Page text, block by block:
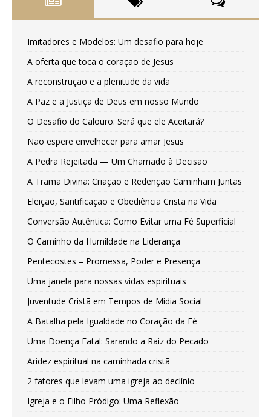
Imitadores e Modelos: Um desafio para hoje
A oferta que toca o coração de Jesus
A reconstrução e a plenitude da vida
A Paz e a Justiça de Deus em nosso Mundo
O Desafio do Calouro: Será que ele Aceitará?
Não espere envelhecer para amar Jesus
A Pedra Rejeitada — Um Chamado à Decisão
A Trama Divina: Criação e Redenção Caminham Juntas
Eleição, Santificação e Obediência Cristã na Vida
Conversão Autêntica: Como Evitar uma Fé Superficial
O Caminho da Humildade na Liderança
Pentecostes – Promessa, Poder e Presença
Uma janela para nossas vidas espirituais
Juventude Cristã em Tempos de Mídia Social
A Batalha pela Igualdade no Coração da Fé
Uma Doença Fatal: Sarando a Raiz do Pecado
Aridez espiritual na caminhada cristã
2 fatores que levam uma igreja ao declínio
Igreja e o Filho Pródigo: Uma Reflexão